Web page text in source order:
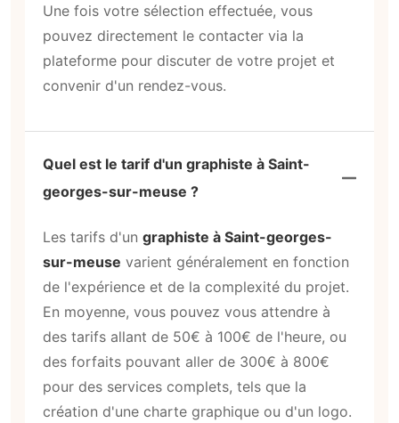
Une fois votre sélection effectuée, vous
pouvez directement le contacter via la
plateforme pour discuter de votre projet et
convenir d'un rendez-vous.
Quel est le tarif d'un graphiste à Saint-
georges-sur-meuse ?
Les tarifs d'un graphiste à Saint-georges-
sur-meuse varient généralement en fonction
de l'expérience et de la complexité du projet.
En moyenne, vous pouvez vous attendre à
des tarifs allant de 50€ à 100€ de l'heure, ou
des forfaits pouvant aller de 300€ à 800€
pour des services complets, tels que la
création d'une charte graphique ou d'un logo.